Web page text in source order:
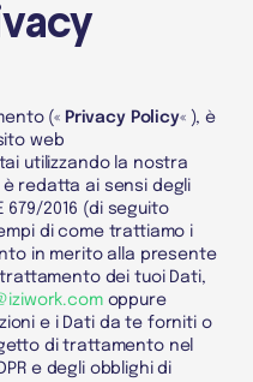
(« Privacy Policy« ), è
web
utilizzando la nostra
è redatta ai sensi degli
679/2016 (di seguito
di come trattiamo i
in merito alla presente
trattamento dei tuoi Dati,
oppure
e i Dati da te forniti o
di trattamento nel
e degli obblighi di